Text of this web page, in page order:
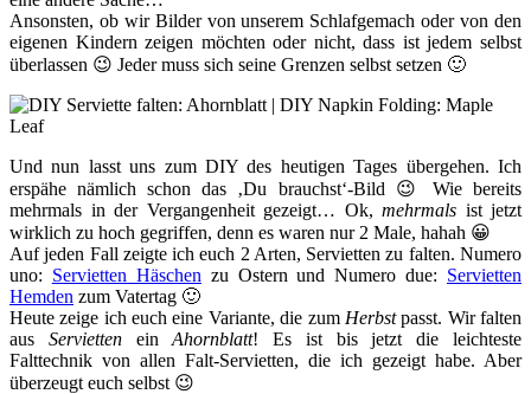
Ansonsten, ob wir Bilder von unserem Schlafgemach oder von den
eigenen Kindern zeigen möchten oder nicht, dass ist jedem selbst
überlassen 😉 Jeder muss sich seine Grenzen selbst setzen 🙂
Und nun lasst uns zum DIY des heutigen Tages übergehen. Ich
erspähe nämlich schon das ‚Du brauchst‘-Bild 😉 Wie bereits
mehrmals in der Vergangenheit gezeigt… Ok, mehrmals ist jetzt
wirklich zu hoch gegriffen, denn es waren nur 2 Male, hahah 😀
Auf jeden Fall zeigte ich euch 2 Arten, Servietten zu falten. Numero
uno: Servietten Häschen zu Ostern und Numero due: Servietten
Hemden zum Vatertag 🙂
Heute zeige ich euch eine Variante, die zum Herbstpasst. Wir falten
aus ServietteneinAhornblatt! Es ist bis jetzt die leichteste
Falttechnik von allen Falt-Servietten, die ich gezeigt habe. Aber
überzeugt euch selbst 😉